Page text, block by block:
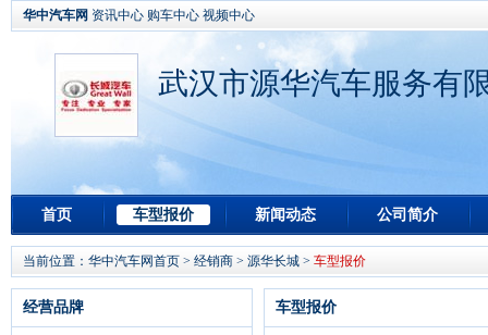
华中汽车网 资讯中心 购车中心 视频中心
武汉市源华汽车服务有
首页 车型报价 新闻动态 公司简介
当前位置： 华中汽车网首页 > 经销商 > 源华长城 > 车型报价
经营品牌 车型报价